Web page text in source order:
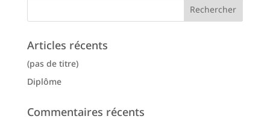
Articles récents
(pas de titre)
Diplôme
Commentaires récents